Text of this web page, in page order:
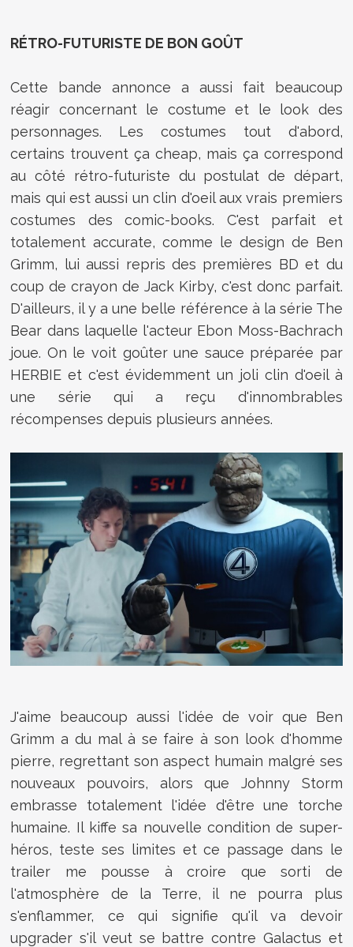
RÉTRO-FUTURISTE DE BON GOÛT
Cette bande annonce a aussi fait beaucoup
réagir concernant le costume et le look des
personnages. Les costumes tout d'abord,
certains trouvent ça cheap, mais ça correspond
au côté rétro-futuriste du postulat de départ,
mais qui est aussi un clin d'oeil aux vrais premiers
costumes des comic-books. C'est parfait et
totalement accurate, comme le design de Ben
Grimm, lui aussi repris des premières BD et du
coup de crayon de Jack Kirby, c'est donc parfait.
D'ailleurs, il y a une belle référence à la série The
Bear dans laquelle l'acteur Ebon Moss-Bachrach
joue. On le voit goûter une sauce préparée par
HERBIE et c'est évidemment un joli clin d'oeil à
une série qui a reçu d'innombrables
récompenses depuis plusieurs années.
J'aime beaucoup aussi l'idée de voir que Ben
Grimm a du mal à se faire à son look d'homme
pierre, regrettant son aspect humain malgré ses
nouveaux pouvoirs, alors que Johnny Storm
embrasse totalement l'idée d'être une torche
humaine. Il kiffe sa nouvelle condition de super-
héros, teste ses limites et ce passage dans le
trailer me pousse à croire que sorti de
l'atmosphère de la Terre, il ne pourra plus
s'enflammer, ce qui signifie qu'il va devoir
upgrader s'il veut se battre contre Galactus et